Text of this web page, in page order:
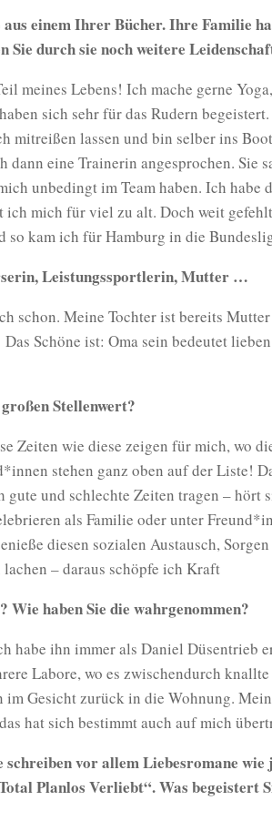
einem Ihrer Bücher. Ihre Familie
Sie durch sie noch weitere
meines Lebens! Ich mache gerne
sich sehr für das Rudern
mitreißen lassen und bin selber ins
dann eine Trainerin angesprochen. Sie
unbedingt im Team haben. Ich habe
mich für viel zu alt. Doch weit
so kam ich für Hamburg in die
Leistungssportlerin, Mutter …
schon. Meine Tochter ist bereits
Schöne ist: Oma sein bedeutet
Stellenwert?
Zeiten wie diese zeigen für mich, wo
stehen ganz oben auf der Liste!
gute und schlechte Zeiten tragen – hört
als Familie oder unter
diesen sozialen Austausch,
– daraus schöpfe ich Kraft
Wie haben Sie die wahrgenommen?
habe ihn immer als Daniel Düsentrieb
Labore, wo es zwischendurch
im Gesicht zurück in die Wohnung.
hat sich bestimmt auch auf mich
vor allem Liebesromane wie
Planlos Verliebt“. Was begeistert